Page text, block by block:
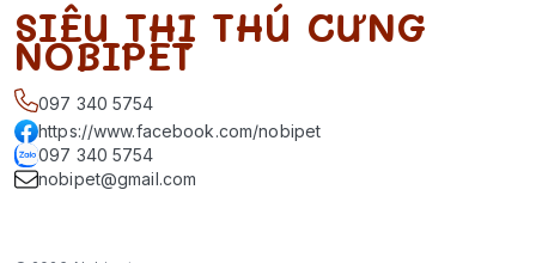
SIÊU THỊ THÚ CƯNG
NOBIPET
097 340 5754
https://www.facebook.com/nobipet
097 340 5754
nobipet@gmail.com